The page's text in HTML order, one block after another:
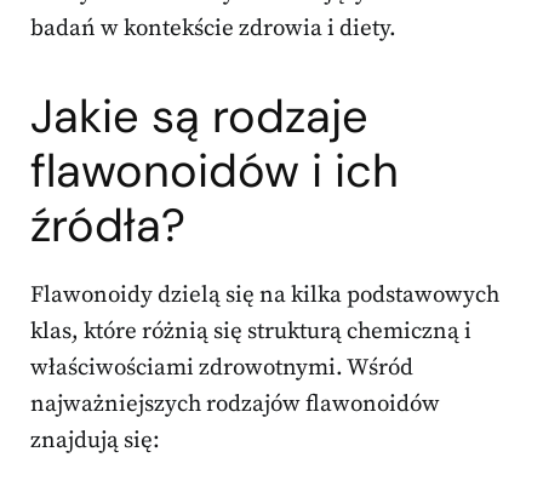
badań w kontekście zdrowia i diety.
Jakie są rodzaje
flawonoidów i ich
źródła?
Flawonoidy dzielą się na kilka podstawowych
klas, które różnią się strukturą chemiczną i
właściwościami zdrowotnymi. Wśród
najważniejszych rodzajów flawonoidów
znajdują się: